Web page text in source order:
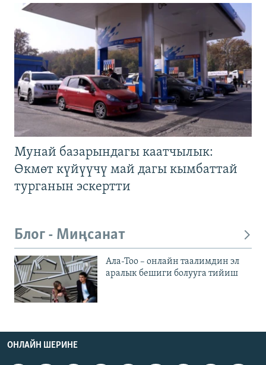
Мунай базарындагы каатчылык:
Өкмөт күйүүчү май дагы кымбаттай
турганын эскертти
Блог - Миңсанат
Ала-Тоо – онлайн таалимдин эл
аралык бешиги болууга тийиш
ОНЛАЙН ШЕРИНЕ